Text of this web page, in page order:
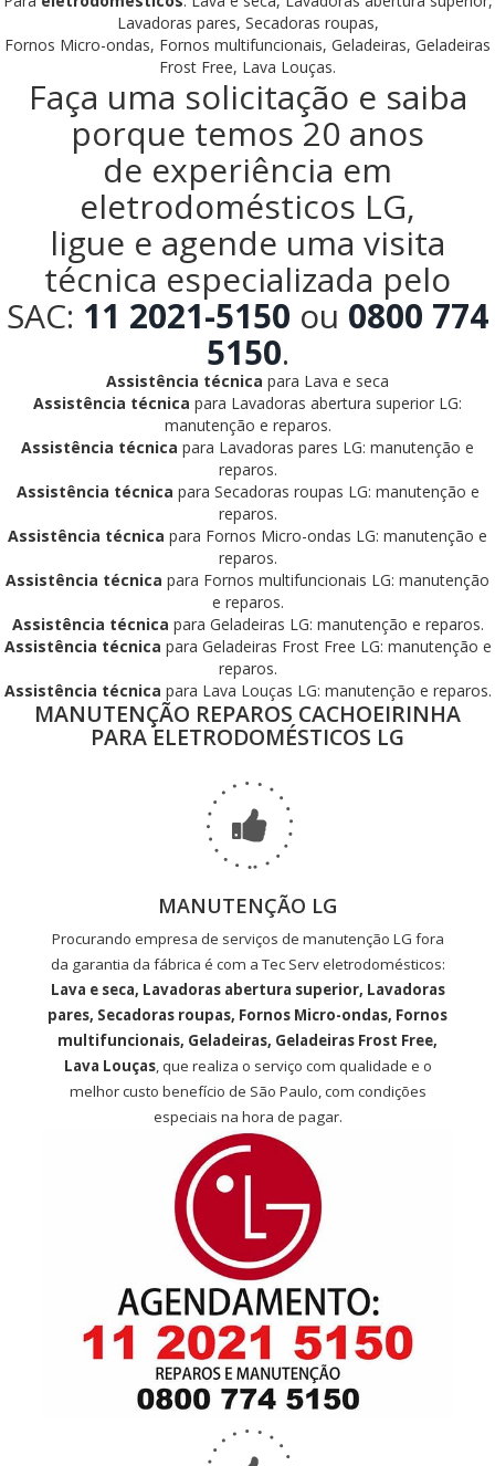
Lavadoras pares, Secadoras roupas,
Fornos Micro-ondas, Fornos multifuncionais, Geladeiras, Geladeiras
Frost Free, Lava Louças.
Faça uma solicitação e saiba
porque temos 20 anos
de experiência em
eletrodomésticos LG,
ligue e agende uma visita
técnica especializada pelo
SAC: 11 2021-5150 ou 0800 774
5150.
Assistência técnica para Lava e seca
Assistência técnica para Lavadoras abertura superior LG:
manutenção e reparos.
Assistência técnica para Lavadoras pares LG: manutenção e
reparos.
Assistência técnica para Secadoras roupas LG: manutenção e
reparos.
Assistência técnica para Fornos Micro-ondas LG: manutenção e
reparos.
Assistência técnica para Fornos multifuncionais LG: manutenção
e reparos.
Assistência técnica para Geladeiras LG: manutenção e reparos.
Assistência técnica para Geladeiras Frost Free LG: manutenção e
reparos.
Assistência técnica para Lava Louças LG: manutenção e reparos.
MANUTENÇÃO REPAROS CACHOEIRINHA
PARA ELETRODOMÉSTICOS LG
MANUTENÇÃO LG
Procurando empresa de serviços de manutenção LG fora
da garantia da fábrica é com a Tec Serv eletrodomésticos:
Lava e seca, Lavadoras abertura superior, Lavadoras
pares, Secadoras roupas, Fornos Micro-ondas, Fornos
multifuncionais, Geladeiras, Geladeiras Frost Free,
Lava Louças, que realiza o serviço com qualidade e o
melhor custo benefício de São Paulo, com condições
especiais na hora de pagar.